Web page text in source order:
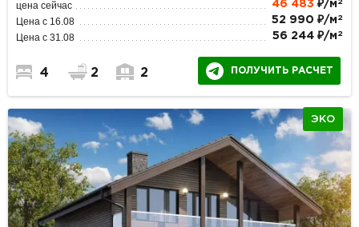
цена сейчас 46 483 ₽/м 2
Цена с 16.08 52 990 ₽/м 2
Цена с 31.08 56 244 ₽/м 2
4 2 2 ПОЛУЧИТЬ РАСЧЕТ
ЭКО